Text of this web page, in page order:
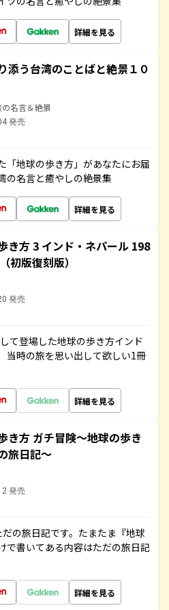
詳細を見る
添う台湾のことばと絶景１０
の名言＆絶景
発売
「地球の歩き方」があなたにお届
の名言と癒やしの絶景集
詳細を見る
き方 3 インド・ネパール 198
初版復刻版）
発売
て登場した地球の歩き方インド
時の旅を思い出して欲しい1冊
詳細を見る
き方 ガチ冒険～地球の歩き
旅日記～
発売
の旅日記です。たまたま『地球
で書いてある内容はただの旅日記
詳細を見る